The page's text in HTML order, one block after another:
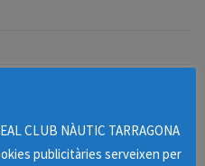
CLUB NÀUTIC TARRAGONA
publicitàries serveixen per